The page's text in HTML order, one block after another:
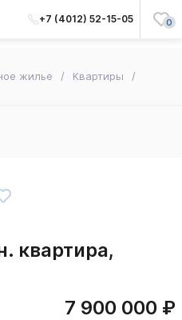
+7 (4012) 52-15-05 0
жилье
Квартиры
квартира,
7 900 000 ₽